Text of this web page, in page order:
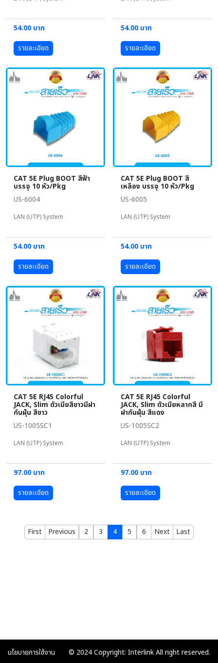
54.00 บาท
รายละเอียด
54.00 บาท
รายละเอียด
CAT 5E Plug BOOT สีฟ้า
บรรจุ 10 หัว/Pkg
US-6004
LAN (UTP) System
54.00 บาท
รายละเอียด
CAT 5E Plug BOOT สี
เหลือง บรรจุ 10 หัว/Pkg
US-6005
LAN (UTP) System
54.00 บาท
รายละเอียด
CAT 5E RJ45 Colorful
JACK, Slim ตัวเมียสีขาวมีฝา
กันฝุ่น สีขาว
US-1005SC1
LAN (UTP) System
97.00 บาท
รายละเอียด
CAT 5E RJ45 Colorful
JACK, Slim ตัวเมียหลากสี มี
ฝากันฝุ่น สีแดง
US-1005SC2
LAN (UTP) System
97.00 บาท
รายละเอียด
First Previous 2 3 4 5 6 Next Last
นโยบายการใช้งาน © 2024 Copyright: Interlink All right reserved.